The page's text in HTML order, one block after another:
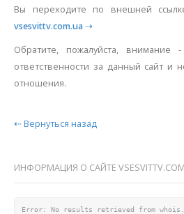
Вы переходите по внешней
vsesvittv.com.ua⇢
Обратите, пожалуйста,
ответственности за данный сайт и
отношения.
⇠ Вернуться назад
ИНФОРМАЦИЯ О САЙТЕ
Error: No results retrieved from